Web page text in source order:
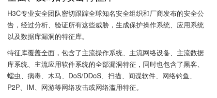
H3C专业安全团队密切跟踪全球知名安全组织和厂商发布的安全公
告，经过分析、验证所有这些威胁，生成保护操作系统、应用系统
以及数据库漏洞的特征库。
特征库覆盖全面，包含了主流操作系统、主流网络设备、主流数据
库系统、主流应用软件系统的全部漏洞特征，同时也包含了黑客、
蠕虫、病毒、木马、DoS/DDoS、扫描、间谍软件、网络钓鱼、
P2P、IM、网游等网络攻击或网络滥用特征。